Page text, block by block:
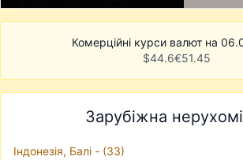
Комерційні курси валют на
$44.6€51.45
Зарубіжна
Iндонезiя, Балі - (33)